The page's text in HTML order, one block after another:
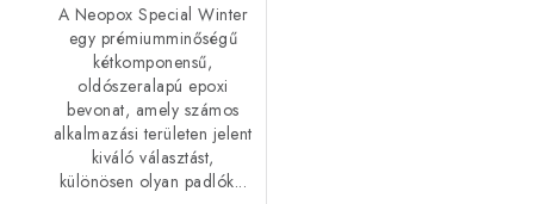
A Neopox Special Winter
egy prémiumminőségű
kétkomponensű,
oldószeralapú epoxi
bevonat, amely számos
alkalmazási területen jelent
kiváló választást,
különösen olyan padlók...